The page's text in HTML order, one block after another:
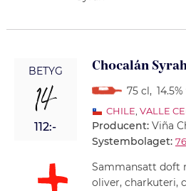
BETYG
14
112:-
Chocalán
75 cl ,
CHILE, VALLE
Producent: Viña
Systembolaget:
Sammansatt doft
oliver, charkuteri,